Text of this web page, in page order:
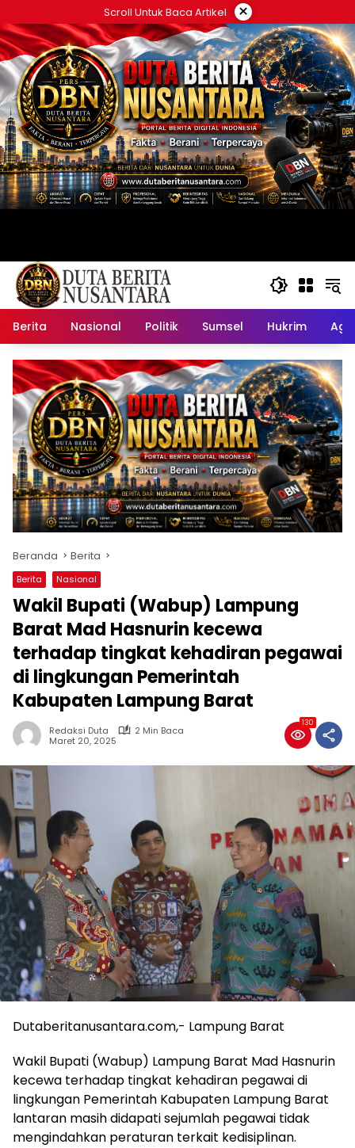
ke
konten
Scroll Untuk Baca Artikel ×
Berita Nasional Politik Sumsel Hukrim
Beranda Berita
Berita Nasional
Wakil Bupati (Wabup) Lampung
Barat Mad Hasnurin kecewa
terhadap tingkat kehadiran pegawai
di lingkungan Pemerintah
Kabupaten Lampung Barat
Redaksi Duta
2 Min Baca
Maret 20, 2025
130
Dutaberitanusantara.com,- Lampung Barat
Wakil Bupati (Wabup) Lampung Barat Mad Hasnurin
kecewa terhadap tingkat kehadiran pegawai di
lingkungan Pemerintah Kabupaten Lampung Barat
lantaran masih didapati sejumlah pegawai tidak
mengindahkan peraturan terkait kedisiplinan.